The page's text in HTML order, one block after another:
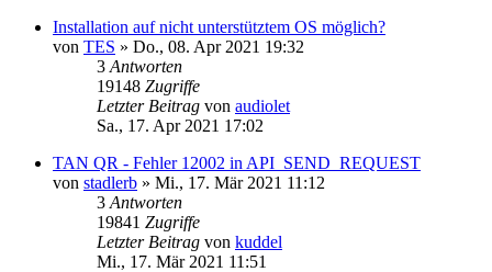
Installation auf nicht unterstütztem OS möglich?
von TES » Do., 08. Apr 2021 19:32
3 Antworten
19148 Zugriffe
Letzter Beitrag von audiolet
Sa., 17. Apr 2021 17:02
TAN QR - Fehler 12002 in API_SEND_REQUEST
von stadlerb » Mi., 17. Mär 2021 11:12
3 Antworten
19841 Zugriffe
Letzter Beitrag von kuddel
Mi., 17. Mär 2021 11:51